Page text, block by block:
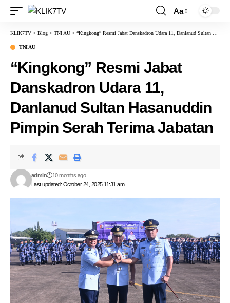
Aa
KLIK7TV > Blog > TNI AU > “Kingkong” Resmi Jabat Danskadron Udara 11, Danlanud Sultan Hasanuddin Pimpin Serah Terima Jabatan
TNI AU
“Kingkong” Resmi Jabat
Danskadron Udara 11,
Danlanud Sultan Hasanuddin
Pimpin Serah Terima Jabatan
Last updated: October 24, 2025 11:31 am
admin 10 months ago